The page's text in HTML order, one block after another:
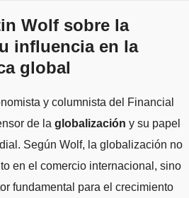
Wolf sobre la
influencia en la
global
y columnista del Financial
de la globalización y su papel
Según Wolf, la globalización no
en el comercio internacional, sino
fundamental para el crecimiento